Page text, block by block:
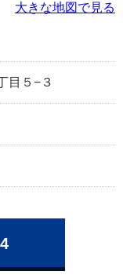
大きな地図で見る
目５−３